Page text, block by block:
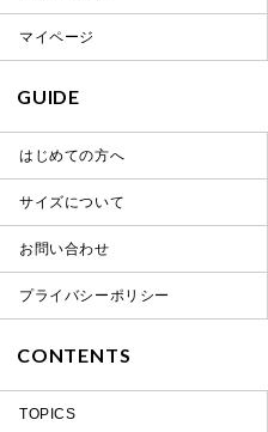
マイページ
GUIDE
はじめての方へ
サイズについて
お問い合わせ
プライバシーポリシー
CONTENTS
TOPICS